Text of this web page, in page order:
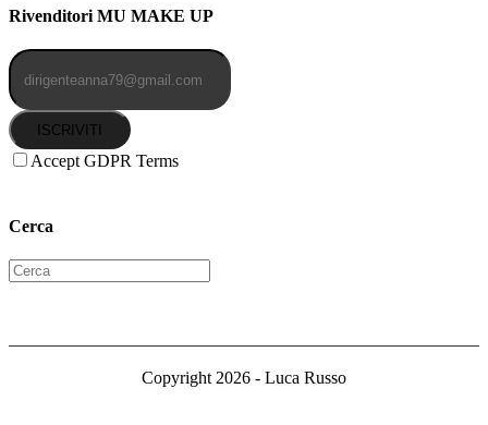
Rivenditori MU MAKE UP
ISCRIVITI
Accept GDPR Terms
Cerca
Copyright 2026 - Luca Russo